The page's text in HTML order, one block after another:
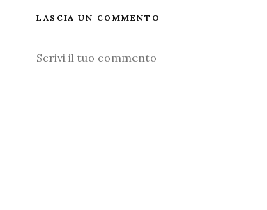
LASCIA UN COMMENTO
Commento